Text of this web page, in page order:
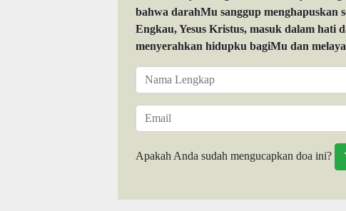
“Tuhan, saya mengakui bahwa saya
bahwa darahMu sanggup menghapuskan
Engkau, Yesus Kristus, masuk dalam hati